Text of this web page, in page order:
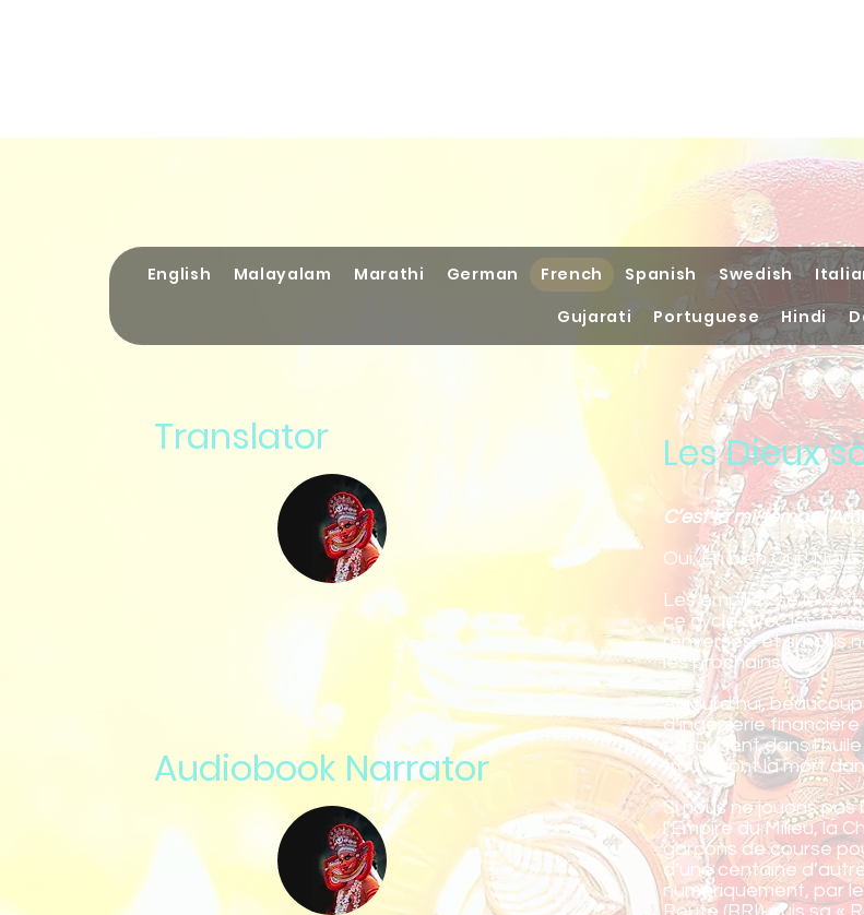
English Malayalam Marathi German French Spanish Swedish
Gujarati
Portuguese Hindi
Translator
Audiobook Narrator
Les Dieux
C’est la mi-temps
Oui, Eh bien Oui !
Les empires se
ce cycle avec les
renversés, et si nous
les prochains.
Aujourd’hui,
d’ingénierie
pataugent dans
trouveront la mort
Si nous ne jouons
l’Empire du Milieu, la
garçons de course
d’une centaine
numériquement, par